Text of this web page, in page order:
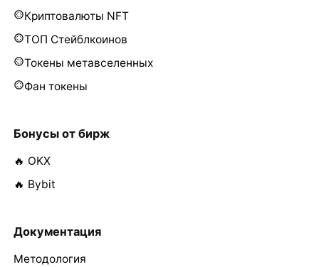
Криптовалюты NFT
ТОП Стейблкоинов
Токены метавселенных
Фан токены
Бонусы от бирж
🔥 OKX
🔥 Bybit
Документация
Методология